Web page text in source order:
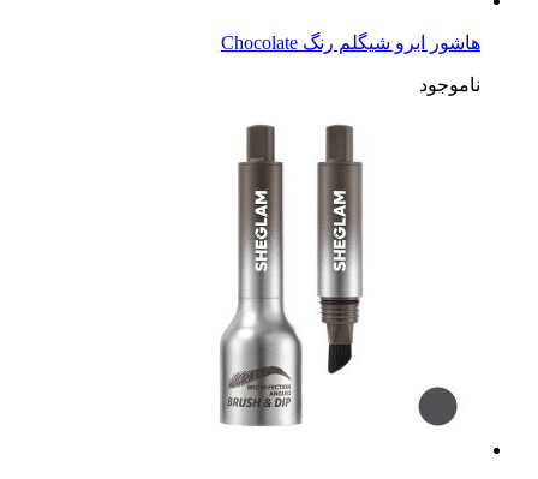
هاشور ابرو شیگلم رنگ Chocolate
ناموجود